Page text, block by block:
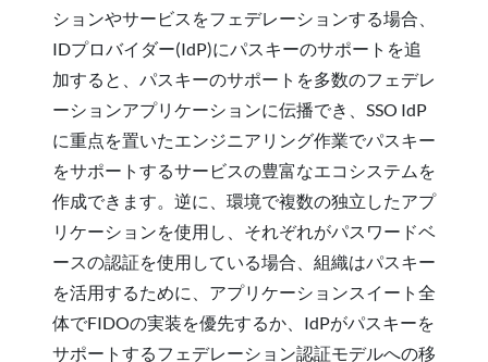
ションやサービスをフェデレーションする場合、
IDプロバイダー(IdP)にパスキーのサポートを追
加すると、パスキーのサポートを多数のフェデレ
ーションアプリケーションに伝播でき、SSO IdP
に重点を置いたエンジニアリング作業でパスキー
をサポートするサービスの豊富なエコシステムを
作成できます。逆に、環境で複数の独立したアプ
リケーションを使用し、それぞれがパスワードベ
ースの認証を使用している場合、組織はパスキー
を活用するために、アプリケーションスイート全
体でFIDOの実装を優先するか、IdPがパスキーを
サポートするフェデレーション認証モデルへの移